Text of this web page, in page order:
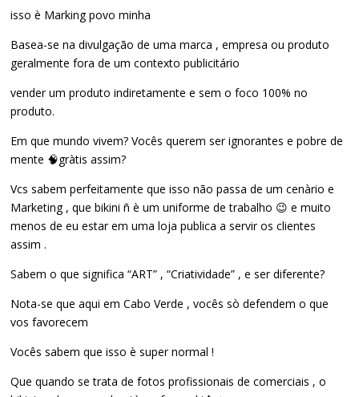
isso è Marking povo minha
Basea-se na divulgação de uma marca , empresa ou produto
geralmente fora de um contexto publicitário
vender um produto indiretamente e sem o foco 100% no
produto.
Em que mundo vivem? Vocês querem ser ignorantes e pobre de
mente 🧠gràtis assim?
Vcs sabem perfeitamente que isso não passa de um cenàrio e
Marketing , que bikini ñ è um uniforme de trabalho 😉 e muito
menos de eu estar em uma loja publica a servir os clientes
assim .
Sabem o que significa “ART” , “Criatividade” , e ser diferente?
Nota-se que aqui em Cabo Verde , vocês sò defendem o que
vos favorecem
Vocês sabem que isso è super normal !
Que quando se trata de fotos profissionais de comerciais , o